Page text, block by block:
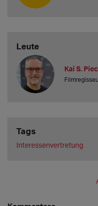
Leute
Kai S.
Tags
Interessenvertretung